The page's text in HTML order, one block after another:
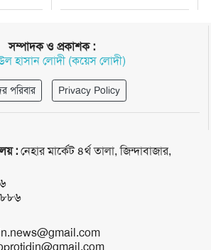
সম্পাদক ও প্রকাশক :
হাসান লোদী (কয়েস লোদী)
পরিবার Privacy Policy
:নেহার মার্কেট ৪র্থ তালা, জিন্দাবাজার,